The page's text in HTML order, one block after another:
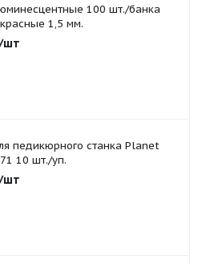
100 шт./банка
1,5 мм.
шт
педикюрного станка Planet
10 шт./уп.
шт